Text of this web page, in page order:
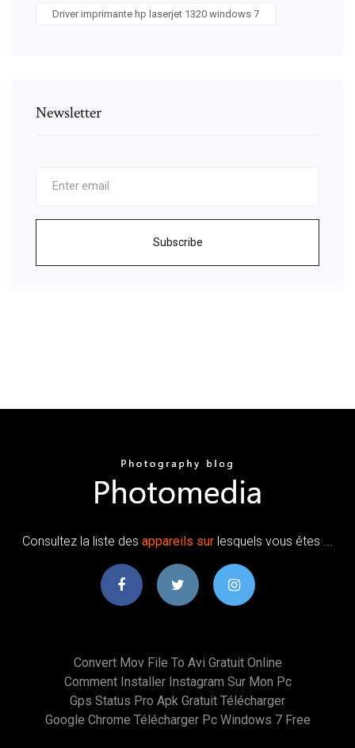
Driver imprimante hp laserjet 1320 windows 7
Newsletter
Subscribe
Consultez la liste des appareils sur lesquels vous êtes ...
Convert Mov File To Avi Gratuit Online
Comment Installer Instagram Sur Mon Pc
Gps Status Pro Apk Gratuit Télécharger
Google Chrome Télécharger Pc Windows 7 Free